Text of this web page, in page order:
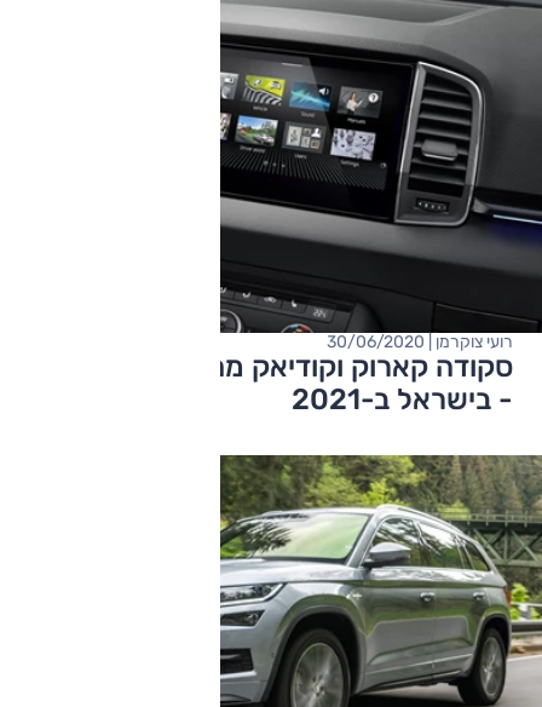
סקודה קארוק וקודיאק מחדשים מולטימדיה
- בישראל ב-2021
רועי צוקרמן | 30/06/2020